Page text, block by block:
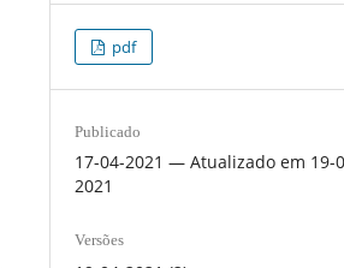
pdf
Publicado
17-04-2021 — Atualizado em 19-
2021
Versões